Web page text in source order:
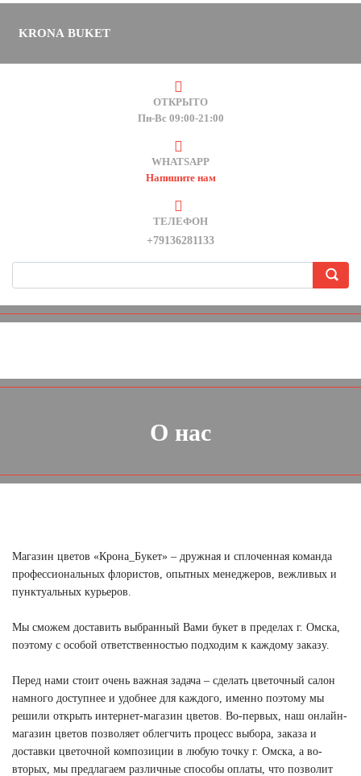
KRONA BUKET
ОТКРЫТО
Пн-Вс 09:00-21:00
WHATSAPP
Напишите нам
ТЕЛЕФОН
+79136281133
О нас
Магазин цветов «Крона_Букет» – дружная и сплоченная команда
профессиональных флористов, опытных менеджеров, вежливых и
пунктуальных курьеров.
Мы сможем доставить выбранный Вами букет в пределах г. Омска,
поэтому с особой ответственностью подходим к каждому заказу.
Перед нами стоит очень важная задача – сделать цветочный салон
намного доступнее и удобнее для каждого, именно поэтому мы
решили открыть интернет-магазин цветов. Во-первых, наш онлайн-
магазин цветов позволяет облегчить процесс выбора, заказа и
доставки цветочной композиции в любую точку г. Омска, а во-
вторых, мы предлагаем различные способы оплаты, что позволит